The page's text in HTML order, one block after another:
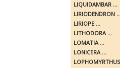
LIQUIDAMBAR ...
LIRIODENDRON
LIRIOPE ...
LITHODORA ...
LOMATIA ...
LONICERA ...